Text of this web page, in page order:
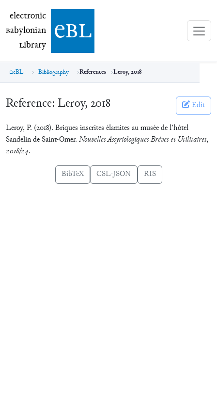
electronic Babylonian Library (eBL)
electronic
Babylonian
Library ebl
eBL Bibliography References Leroy, 2018
Reference: Leroy, 2018 Edit
Leroy, P. (2018). Briques inscrites élamites au musée de l’hôtel
Sandelin de Saint-Omer. Nouvelles Assyriologiques Brèves et Utilitaires,
2018/24.
BibTeX CSL-JSON RIS